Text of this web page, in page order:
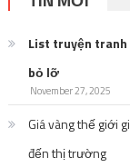
List truyện tranh
bỏ lỡ
November 27, 2025
Giá vàng thế giới
đến thị trường